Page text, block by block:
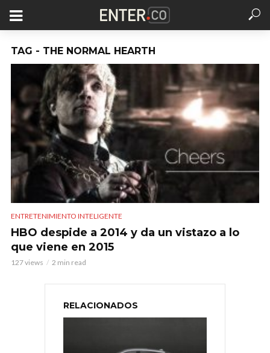
TAG - THE NORMAL HEARTH
ENTRETENIMIENTO INTELIGENTE
HBO despide a 2014 y da un vistazo a lo
que viene en 2015
127 views 2 min read
RELACIONADOS